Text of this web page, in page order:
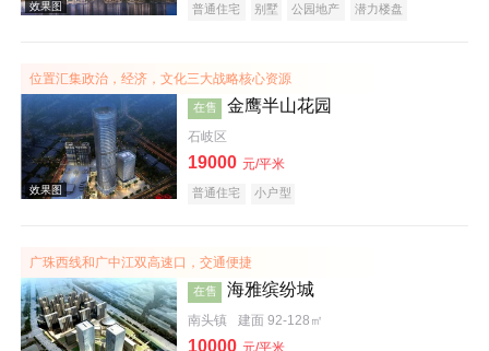
效果图
效果图
普通住宅 别墅 公园地产
潜力楼盘
位置汇集政治，经济，文化三大战略核心资源
在售 金鹰半山花园
石岐区
19000 元/平米
普通住宅 小户型
广珠西线和广中江双高速口，交通便捷
在售 海雅缤纷城
南头镇 建面 92-128㎡
10000 元/平米